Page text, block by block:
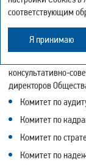
История
Карта сайта
Поделиться
Обратная связь
Общества» в
Для
директоров
Комитет по
Комитет по
Комитет по
Комитет по
соответствующим
Я принимаю